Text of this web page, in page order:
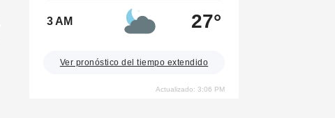
3 AM 27°
Ver pronóstico del tiempo extendido
Actualizado: 3:06 PM